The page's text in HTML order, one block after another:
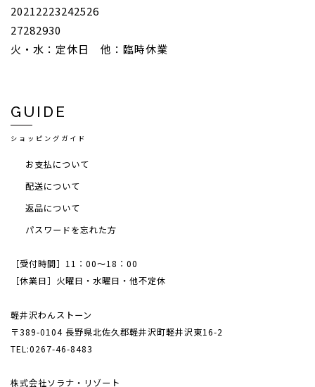
20212223242526
27282930
火・水：定休日 他：臨時休業
GUIDE
ショッピングガイド
お支払について
配送について
返品について
パスワードを忘れた方
［受付時間］11：00～18：00
［休業日］火曜日・水曜日・他不定休
軽井沢わんストーン
〒389-0104 長野県北佐久郡軽井沢町軽井沢東16-2
TEL:0267-46-8483
株式会社ソラナ・リゾート